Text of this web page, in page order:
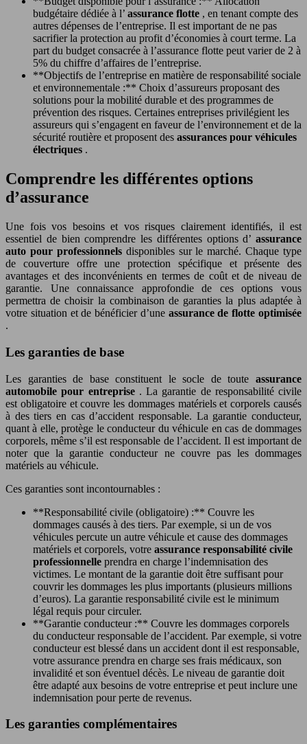
budgétaire dédiée à l’ assurance flotte , en tenant compte des
autres dépenses de l’entreprise. Il est important de ne pas
sacrifier la protection au profit d’économies à court terme. La
part du budget consacrée à l’assurance flotte peut varier de 2 à
5% du chiffre d’affaires de l’entreprise.
**Objectifs de l’entreprise en matière de responsabilité sociale
et environnementale :** Choix d’assureurs proposant des
solutions pour la mobilité durable et des programmes de
prévention des risques. Certaines entreprises privilégient les
assureurs qui s’engagent en faveur de l’environnement et de la
sécurité routière et proposent des assurances pour véhicules
électriques .
Comprendre les différentes options
d’assurance
Une fois vos besoins et vos risques clairement identifiés, il est
essentiel de bien comprendre les différentes options d’ assurance
auto pour professionnels disponibles sur le marché. Chaque type
de couverture offre une protection spécifique et présente des
avantages et des inconvénients en termes de coût et de niveau de
garantie. Une connaissance approfondie de ces options vous
permettra de choisir la combinaison de garanties la plus adaptée à
votre situation et de bénéficier d’une assurance de flotte optimisée
.
Les garanties de base
Les garanties de base constituent le socle de toute assurance
automobile pour entreprise . La garantie de responsabilité civile
est obligatoire et couvre les dommages matériels et corporels causés
à des tiers en cas d’accident responsable. La garantie conducteur,
quant à elle, protège le conducteur du véhicule en cas de dommages
corporels, même s’il est responsable de l’accident. Il est important de
noter que la garantie conducteur ne couvre pas les dommages
matériels au véhicule.
Ces garanties sont incontournables :
**Responsabilité civile (obligatoire) :** Couvre les
dommages causés à des tiers. Par exemple, si un de vos
véhicules percute un autre véhicule et cause des dommages
matériels et corporels, votre assurance responsabilité civile
professionnelle prendra en charge l’indemnisation des
victimes. Le montant de la garantie doit être suffisant pour
couvrir les dommages les plus importants (plusieurs millions
d’euros). La garantie responsabilité civile est le minimum
légal requis pour circuler.
**Garantie conducteur :** Couvre les dommages corporels
du conducteur responsable de l’accident. Par exemple, si votre
conducteur est blessé dans un accident dont il est responsable,
votre assurance prendra en charge ses frais médicaux, son
invalidité et son éventuel décès. Le niveau de garantie doit
être adapté aux besoins de votre entreprise et peut inclure une
indemnisation pour perte de revenus.
Les garanties complémentaires